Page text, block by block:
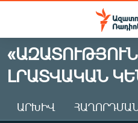
Մատչելիության
Անցնել
հիմնական
բովանդակությանը
հիմնական
ԱԶԱՏՈՒԹՅՈՒՆ TV
ՀԱՅԱՍՏԱՆ
ՔԱՂԱՔԱԿԱՆ
«ԱԶԱՏՈՒԹՅՈՒՆ
ԼՐԱՏՎԱԿԱՆ
ԱՐԽԻՎ